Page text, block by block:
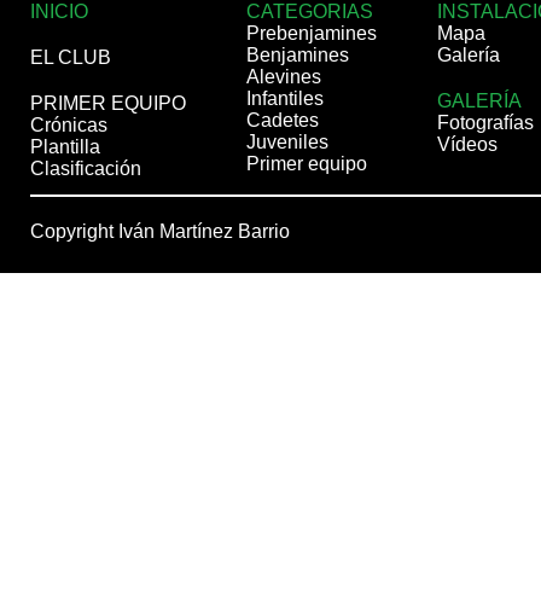
INICIO
EL CLUB
PRIMER EQUIPO
Crónicas
Plantilla
Clasificación
CATEGORIAS
Prebenjamines
Benjamines
Alevines
Infantiles
Cadetes
Juveniles
Primer equipo
Mapa
Galería
GALERÍA
Fotografías
Vídeos
Copyright Iván Martínez Barrio